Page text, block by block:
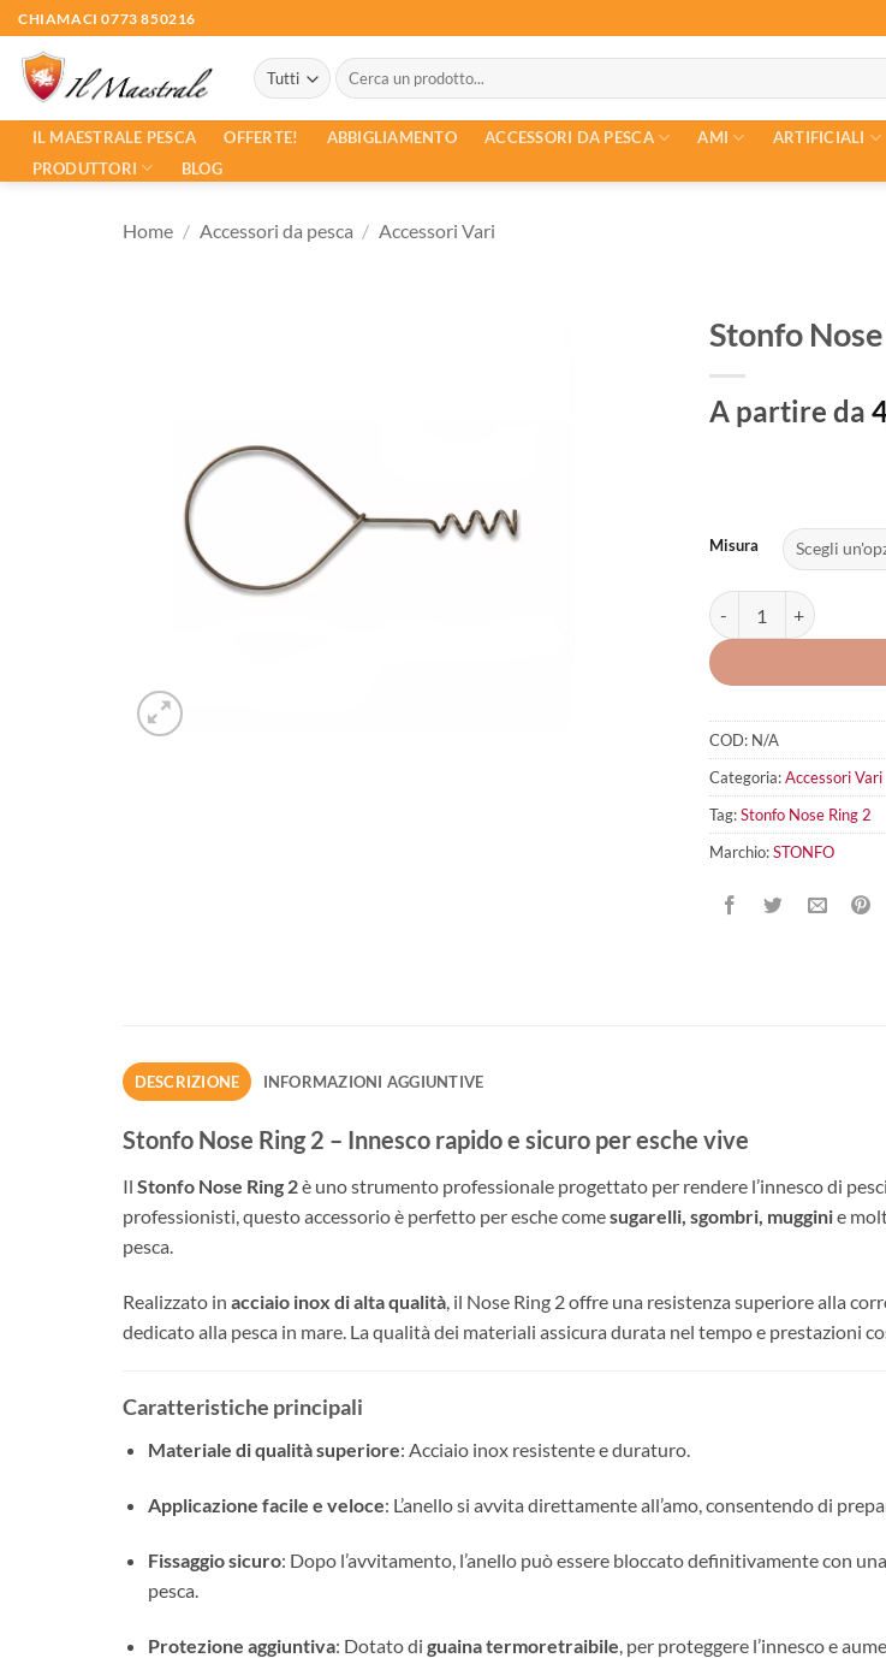
Salta
ai
contenuti
CHIAMACI 0773 850216
Cerca:
IL MAESTRALE PESCA OFFERTE! ABBIGLIAMENTO ACCESSORI DA PESCA AMI ARTIFICIALI
PRODUTTORI
BLOG
Home / Accessori da pesca / Accessori Vari
Stonfo
A partire da
Misura
Stonfo Nose Ring 2
COD: N/A
Categoria:Accessori Vari
Tag:Stonfo Nose Ring 2
Marchio:STONFO
DESCRIZIONE INFORMAZIONI AGGIUNTIVE
Stonfo Nose Ring 2 – Innesco rapido e sicuro per esche vive
Il Stonfo Nose Ring 2è uno strumento professionale progettato per rendere l’innesco di
professionisti, questo accessorio è perfetto per esche comesugarelli, sgombri, mugginie
pesca.
Realizzato in acciaio inox di alta qualità , il Nose Ring 2 offre una resistenza superiore alla
dedicato alla pesca in mare. La qualità dei materiali assicura durata nel tempo e prestazioni
Caratteristiche principali
Materiale di qualità superiore: Acciaio inox resistente e duraturo.
Applicazione facile e veloce: L’anello si avvita direttamente all’amo, consentendo di
Fissaggio sicuro: Dopo l’avvitamento, l’anello può essere bloccato definitivamente con
pesca.
Protezione aggiuntiva: Dotato di guaina termoretraibile, per proteggere l’innesco e